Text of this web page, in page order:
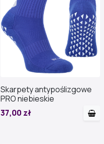
Skarpety antypoślizgowe
PRO niebieskie
37,00 zł